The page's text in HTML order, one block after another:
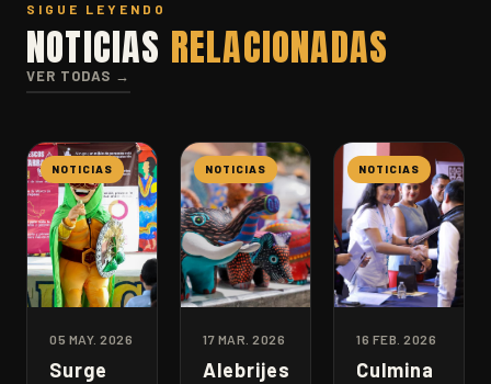
SIGUE LEYENDO
NOTICIAS RELACIONADAS
VER TODAS →
NOTICIAS
05 MAY. 2026
Surge
NOTICIAS
17 MAR. 2026
Alebrijes
NOTICIAS
16 FEB. 2026
Culmina